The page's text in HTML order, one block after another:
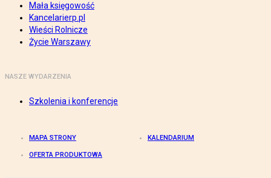
Mała księgowość
Kancelarierp.pl
Wieści Rolnicze
Życie Warszawy
NASZE WYDARZENIA
Szkolenia i konferencje
MAPA STRONY KALENDARIUM
OFERTA PRODUKTOWA